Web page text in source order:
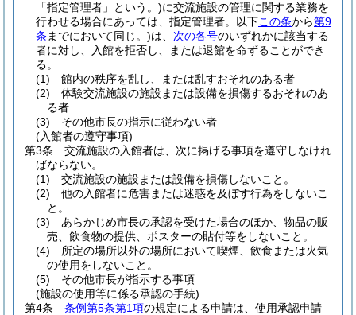
「指定管理者」という。)に交流施設の管理に関する業務を
行わせる場合にあっては、指定管理者。以下この条から第9
条 までにおいて同じ。)は、 次の各号のいずれかに該当する
者に対し、入館を拒否し、または退館を命ずることができ
る。
(1)
館内の秩序を乱し、または乱すおそれのある者
(2)
体験交流施設の施設または設備を損傷するおそれのあ
る者
(3)
その他市長の指示に従わない者
(入館者の遵守事項)
第3条
交流施設の入館者は、次に掲げる事項を遵守しなけれ
ばならない。
(1)
交流施設の施設または設備を損傷しないこと。
(2)
他の入館者に危害または迷惑を及ぼす行為をしないこ
と。
(3)
あらかじめ市長の承認を受けた場合のほか、物品の販
売、飲食物の提供、ポスターの貼付等をしないこと。
(4)
所定の場所以外の場所において喫煙、飲食または火気
の使用をしないこと。
(5)
その他市長が指示する事項
(施設の使用等に係る承認の手続)
第4条
条例第5条第1項の規定による申請は、使用承認申請